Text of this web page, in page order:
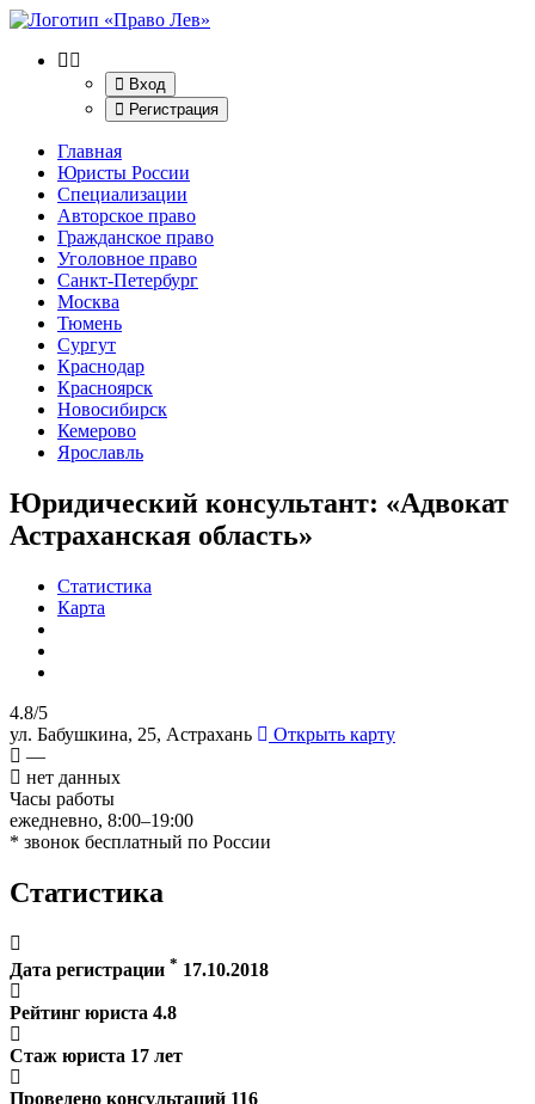
Вход
Регистрация
Главная
Юристы России
Специализации
Авторское право
Гражданское право
Уголовное право
Санкт-Петербург
Москва
Тюмень
Сургут
Краснодар
Красноярск
Новосибирск
Кемерово
Ярославль
Юридический консультант: «Адвокат
Астраханская область»
Статистика
Карта
4.8/5
ул. Бабушкина, 25, Астрахань
Открыть карту
—
нет данных
Часы работы
ежедневно, 8:00–19:00
* звонок бесплатный по России
Статистика
Дата регистрации * 17.10.2018
Рейтинг юриста 4.8
Стаж юриста 17 лет
Проведено консультаций 116